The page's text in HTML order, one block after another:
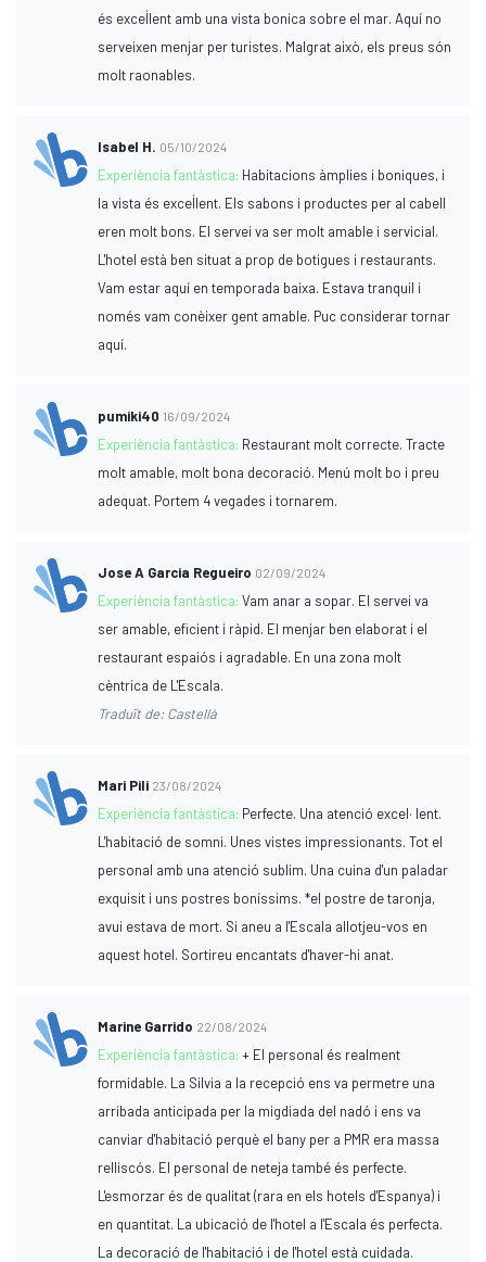
és excel·lent amb una vista bonica sobre el mar. Aquí no
serveixen menjar per turistes. Malgrat això, els preus són
molt raonables.
Isabel H. 05/10/2024
Experiència fantàstica: Habitacions àmplies i boniques, i
la vista és excel·lent. Els sabons i productes per al cabell
eren molt bons. El servei va ser molt amable i servicial.
L'hotel està ben situat a prop de botigues i restaurants.
Vam estar aquí en temporada baixa. Estava tranquil i
només vam conèixer gent amable. Puc considerar tornar
aquí.
pumiki40 16/09/2024
Experiència fantàstica: Restaurant molt correcte. Tracte
molt amable, molt bona decoració. Menú molt bo i preu
adequat. Portem 4 vegades i tornarem.
Jose A Garcia Regueiro 02/09/2024
Experiència fantàstica:Vam anar a sopar. El servei va
ser amable, eficient i ràpid. El menjar ben elaborat i el
restaurant espaiós i agradable. En una zona molt
cèntrica de L'Escala.
Traduït de: Castellà
Mari Pili 23/08/2024
Experiència fantàstica: Perfecte. Una atenció excel· lent.
L'habitació de somni. Unes vistes impressionants. Tot el
personal amb una atenció sublim. Una cuina d'un paladar
exquisit i uns postres boníssims. *el postre de taronja,
avui estava de mort. Si aneu a l'Escala allotjeu-vos en
aquest hotel. Sortireu encantats d'haver-hi anat.
Marine Garrido 22/08/2024
Experiència fantàstica:+ El personal és realment
formidable. La Silvia a la recepció ens va permetre una
arribada anticipada per la migdiada del nadó i ens va
canviar d'habitació perquè el bany per a PMR era massa
relliscós. El personal de neteja també és perfecte.
L'esmorzar és de qualitat (rara en els hotels d'Espanya) i
en quantitat. La ubicació de l'hotel a l'Escala és perfecta.
La decoració de l'habitació i de l'hotel està cuidada.